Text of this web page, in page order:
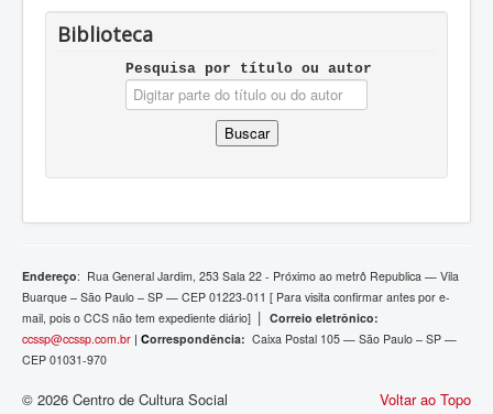
Biblioteca
Pesquisa por tí­tulo ou autor
Endereço: Rua General Jardim, 253 Sala 22 - Próximo ao metrô Republica — Vila
Buarque – São Paulo – SP — CEP 01223-011 [ Para visita confirmar antes por e-
mail, pois o CCS não tem expediente diário] | Correio eletrônico:
ccssp@ccssp.com.br | Correspondência: Caixa Postal 105 — São Paulo – SP —
CEP 01031-970
Voltar ao Topo
© 2026 Centro de Cultura Social